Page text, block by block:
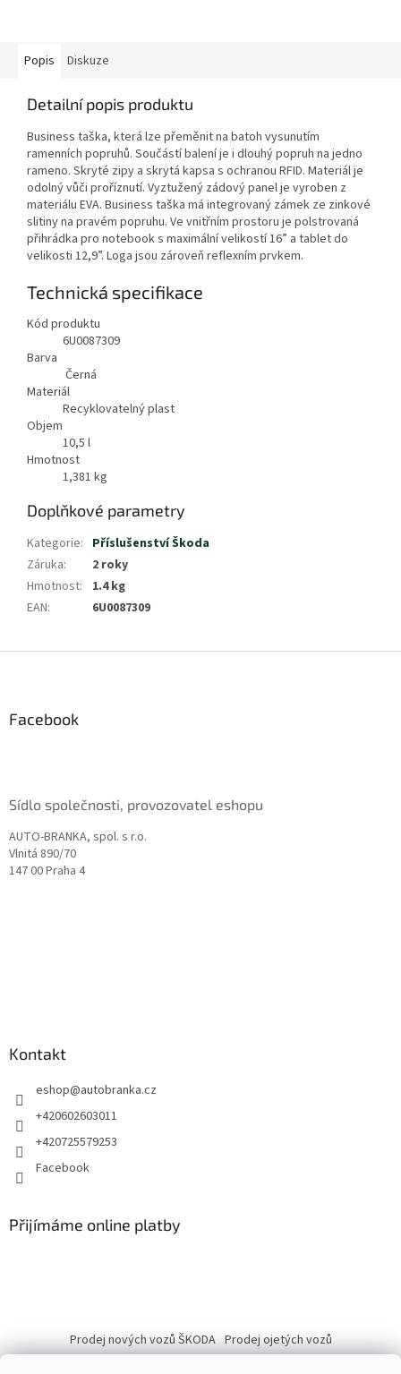
Popis Diskuze
Detailní popis produktu
Business taška, která lze přeměnit na batoh vysunutím
ramenních popruhů. Součástí balení je i dlouhý popruh na jedno
rameno. Skryté zipy a skrytá kapsa s ochranou RFID. Materiál je
odolný vůči proříznutí. Vyztužený zádový panel je vyroben z
materiálu EVA. Business taška má integrovaný zámek ze zinkové
slitiny na pravém popruhu. Ve vnitřním prostoru je polstrovaná
přihrádka pro notebook s maximální velikostí 16” a tablet do
velikosti 12,9”. Loga jsou zároveň reflexním prvkem.
Technická specifikace
Kód produktu
6U0087309
Barva
Černá
Materiál
Recyklovatelný plast
Objem
10,5 l
Hmotnost
1,381 kg
Doplňkové parametry
Kategorie: Příslušenství Škoda
Záruka:
2 roky
Hmotnost:
1.4 kg
EAN: 6U0087309
Facebook
Sídlo společnosti, provozovatel eshopu
AUTO-BRANKA, spol. s r.o.
Vlnitá 890/70
147 00 Praha 4
Kontakt
eshop@autobranka.cz
+420602603011
+420725579253
Facebook
Přijímáme online platby
Prodej nových vozů ŠKODA Prodej ojetých vozů